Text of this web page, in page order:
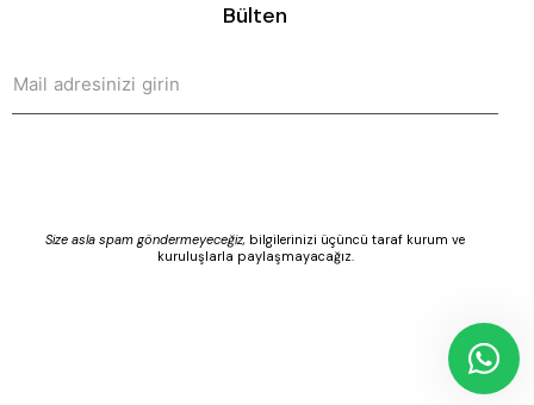
Bülten
Size asla spam göndermeyeceğiz, bilgilerinizi üçüncü taraf kurum ve
kuruluşlarla paylaşmayacağız.